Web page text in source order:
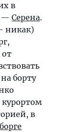
в
— Серена.
никак)
борту
в